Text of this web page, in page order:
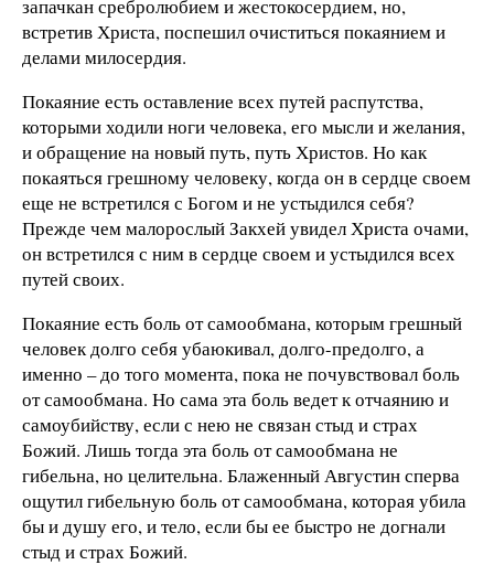
запачкан сребролюбием и жестокосердием, но,
встретив Христа, поспешил очиститься покаянием и
делами милосердия.
Покаяние есть оставление всех путей распутства,
которыми ходили ноги человека, его мысли и желания,
и обращение на новый путь, путь Христов. Но как
покаяться грешному человеку, когда он в сердце своем
еще не встретился с Богом и не устыдился себя?
Прежде чем малорослый Закхей увидел Христа очами,
он встретился с ним в сердце своем и устыдился всех
путей своих.
Покаяние есть боль от самообмана, которым грешный
человек долго себя убаюкивал, долго-предолго, а
именно – до того момента, пока не почувствовал боль
от самообмана. Но сама эта боль ведет к отчаянию и
самоубийству, если с нею не связан стыд и страх
Божий. Лишь тогда эта боль от самообмана не
гибельна, но целительна. Блаженный Августин сперва
ощутил гибельную боль от самообмана, которая убила
бы и душу его, и тело, если бы ее быстро не догнали
стыд и страх Божий.